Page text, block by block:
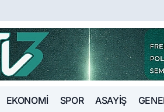
EKONOMI SPOR ASAYIŞ